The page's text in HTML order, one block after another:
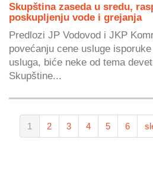
Skupština zaseda u sredu,
poskupljenju vode i grejanja
Predlozi JP Vodovod i JKP
povećanju cene usluge
usluga, biće neke od tema
Skupštine...
1 2 3 4 5 6